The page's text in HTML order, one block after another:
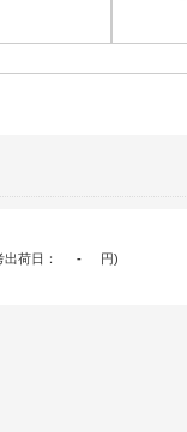
荷日： - 円)